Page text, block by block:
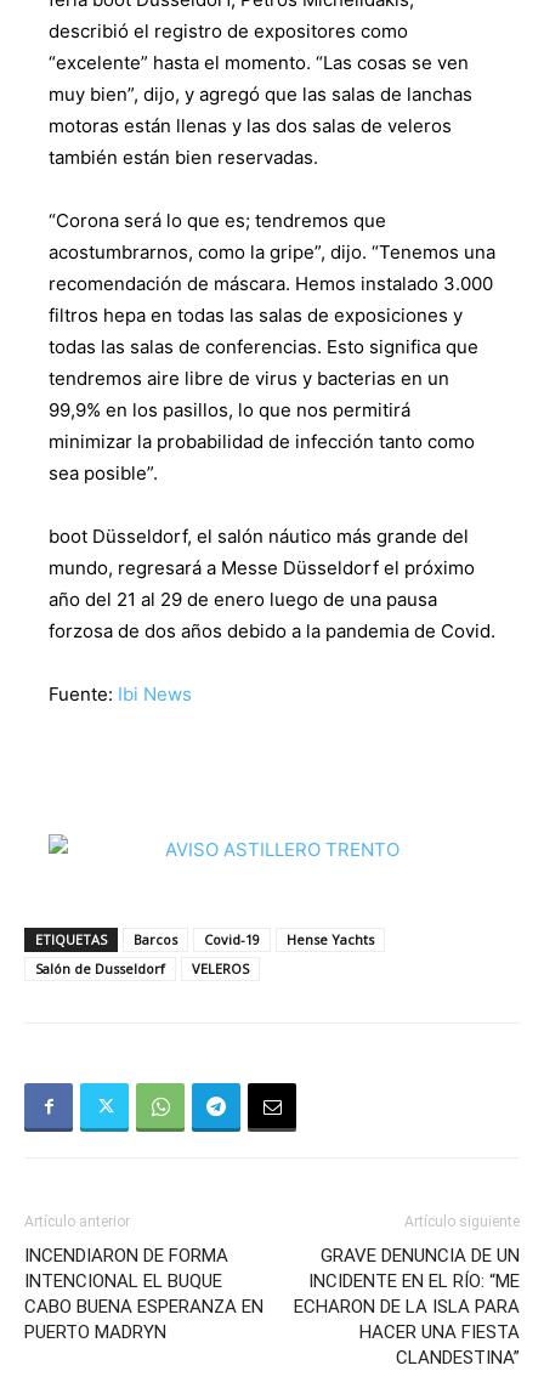
describió el registro de expositores como
“excelente” hasta el momento. “Las cosas se ven
muy bien”, dijo, y agregó que las salas de lanchas
motoras están llenas y las dos salas de veleros
también están bien reservadas.
“Corona será lo que es; tendremos que
acostumbrarnos, como la gripe”, dijo. “Tenemos una
recomendación de máscara. Hemos instalado 3.000
filtros hepa en todas las salas de exposiciones y
todas las salas de conferencias. Esto significa que
tendremos aire libre de virus y bacterias en un
99,9% en los pasillos, lo que nos permitirá
minimizar la probabilidad de infección tanto como
sea posible”.
boot Düsseldorf, el salón náutico más grande del
mundo, regresará a Messe Düsseldorf el próximo
año del 21 al 29 de enero luego de una pausa
forzosa de dos años debido a la pandemia de Covid.
Fuente: Ibi News
ETIQUETAS Barcos Covid-19
Hense Yachts
Salón de Dusseldorf
VELEROS
Artículo anterior
INCENDIARON DE FORMA
INTENCIONAL EL BUQUE
CABO BUENA ESPERANZA EN
PUERTO MADRYN
Artículo siguiente
GRAVE DENUNCIA DE UN
INCIDENTE EN EL RÍO: “ME
ECHARON DE LA ISLA PARA
HACER UNA FIESTA
CLANDESTINA”